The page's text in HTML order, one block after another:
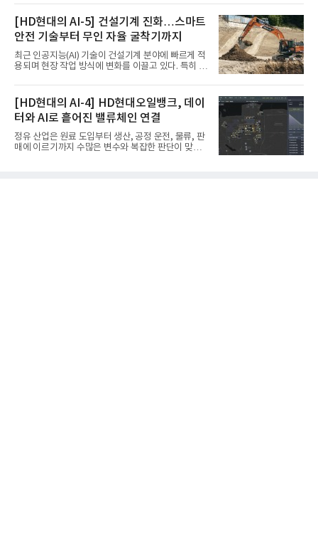
순도 희귀가스 제조 분야 국제공인 인증인 ‘항공우주·
방산 품질경영시스템(AS9100D)’을 획득했다.포스코
에어솔루션은 6일 서울 포스코센터에서 김대연 포스
코에어솔루션 대표, 이일형 로이드인증원(LRQA) 한
국지사 대표 등이 참석한 가운데 ‘항공우주·방산 품질
경영시스템(AS9100D)’ 인증수여식을 가졌다고 밝혔
다.포스코에어솔루션이 획득한 AS9100D는 국제 품
벌 표준이다. 특히 미세
[HD현대의 AI-5] 건설기계 진화…스마트
안전 기술부터 무인 자율 굴착기까지
최근 인공지능(AI) 기술이 건설기계 분야에 빠르게 적
용되며 현장 작업 방식에 변화를 이끌고 있다. 특히 무
마트 건설 현장 구현을 앞당기고 있다.HD현대사이트
솔루션은 최근 스위스 건설 현장에서 무인 자율 굴착
기를 투입했다. 실제 공사를 진행한 것은 처음으로, 건
설장비 자율화 기술의 새로운 이정표를 제시했다.이
번에 투입된 무인 자율 굴착기는 유럽 대형 건설그룹
키바그(KIBAG)의 스위스 투겐 지역 건설 프로젝트에
서 깊이 3m, 폭 12m, 길이 1km 규모의 토목 공사를
[HD현대의 AI-4] HD현대오일뱅크, 데이
터와 AI로 흩어진 밸류체인 연결
정유 산업은 원료 도입부터 생산, 공정 운전, 물류, 판
매에 이르기까지 수많은 변수와 복잡한 판단이 맞물